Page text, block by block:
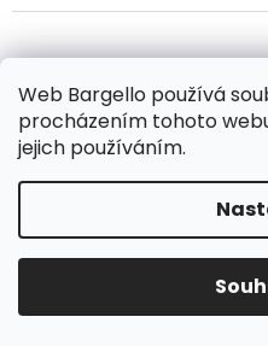
Web Bargello používá
procházením tohoto
jejich používáním.